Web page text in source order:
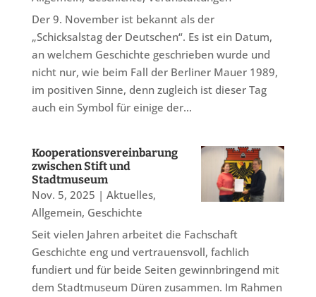
Der 9. November ist bekannt als der
„Schicksalstag der Deutschen“. Es ist ein Datum,
an welchem Geschichte geschrieben wurde und
nicht nur, wie beim Fall der Berliner Mauer 1989,
im positiven Sinne, denn zugleich ist dieser Tag
auch ein Symbol für einige der...
Kooperationsvereinbarung
zwischen Stift und
Stadtmuseum
Nov. 5, 2025 | Aktuelles,
Allgemein, Geschichte
Seit vielen Jahren arbeitet die Fachschaft
Geschichte eng und vertrauensvoll, fachlich
fundiert und für beide Seiten gewinnbringend mit
dem Stadtmuseum Düren zusammen. Im Rahmen